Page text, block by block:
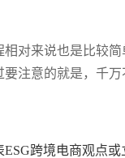
对来说也是比较
注意的就是，千
跨境电商观点